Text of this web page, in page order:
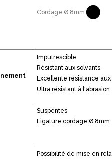
Cordage Ø 8mm
Imputrescible
Résistant aux solvants
Excellente résistance aux
Ultra résistant à l'abrasion
Suspentes
Ligature cordage Ø 8mm
Possibilité de mise en